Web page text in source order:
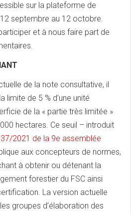
sur la plateforme de
septembre au 12 octobre.
et à nous faire part de
de la note consultative, il
limite de 5 % d’une unité
de la « partie très limitée »
hectares. Ce seuil – introduit
2021 de la 9e assemblée
aux concepteurs de normes,
à obtenir ou détenant la
forestier du FSC ainsi
La version actuelle
groupes d’élaboration des